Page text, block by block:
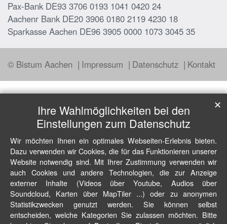
Pax-Bank DE93 3706 0193 1041 0420 24
Aachenr Bank DE20 3906 0180 2119 4230 18
Sparkasse Aachen DE96 3905 0000 1073 3045 35
© Bistum Aachen Impressum Datenschutz Kontakt
Ihre Wahlmöglichkeiten bei den
Einstellungen zum Datenschutz
Wir möchten Ihnen ein optimales Webseiten-Erlebnis bieten.
Dazu verwenden wir Cookies, die für das Funktionieren unserer
Website notwendig sind. Mit Ihrer Zustimmung verwenden wir
auch Cookies und andere Technologien, die zur Anzeige
externer Inhalte (Videos über Youtube, Audios über
Soundcloud, Karten über MapTiler ...) oder zu anonymen
Statistikzwecken genutzt werden. Sie können selbst
entscheiden, welche Kategorien Sie zulassen möchten. Bitte
✕